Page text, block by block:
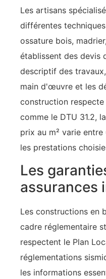
Les artisans
différentes
ossature bois,
établissent des devis
descriptif des
main d'œuvre et les
construction
comme le DTU 31.2,
prix au m² varie
les prestations
Les
assurances
Les constructions en
cadre réglementaire
respectent le Plan
réglementations
les informations